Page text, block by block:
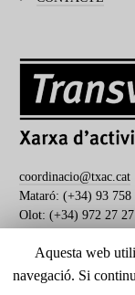
coordinacio@txac.cat
Mataró: (+34) 93 758
Olot: (+34) 972 27
Aquesta web
navegació. Si